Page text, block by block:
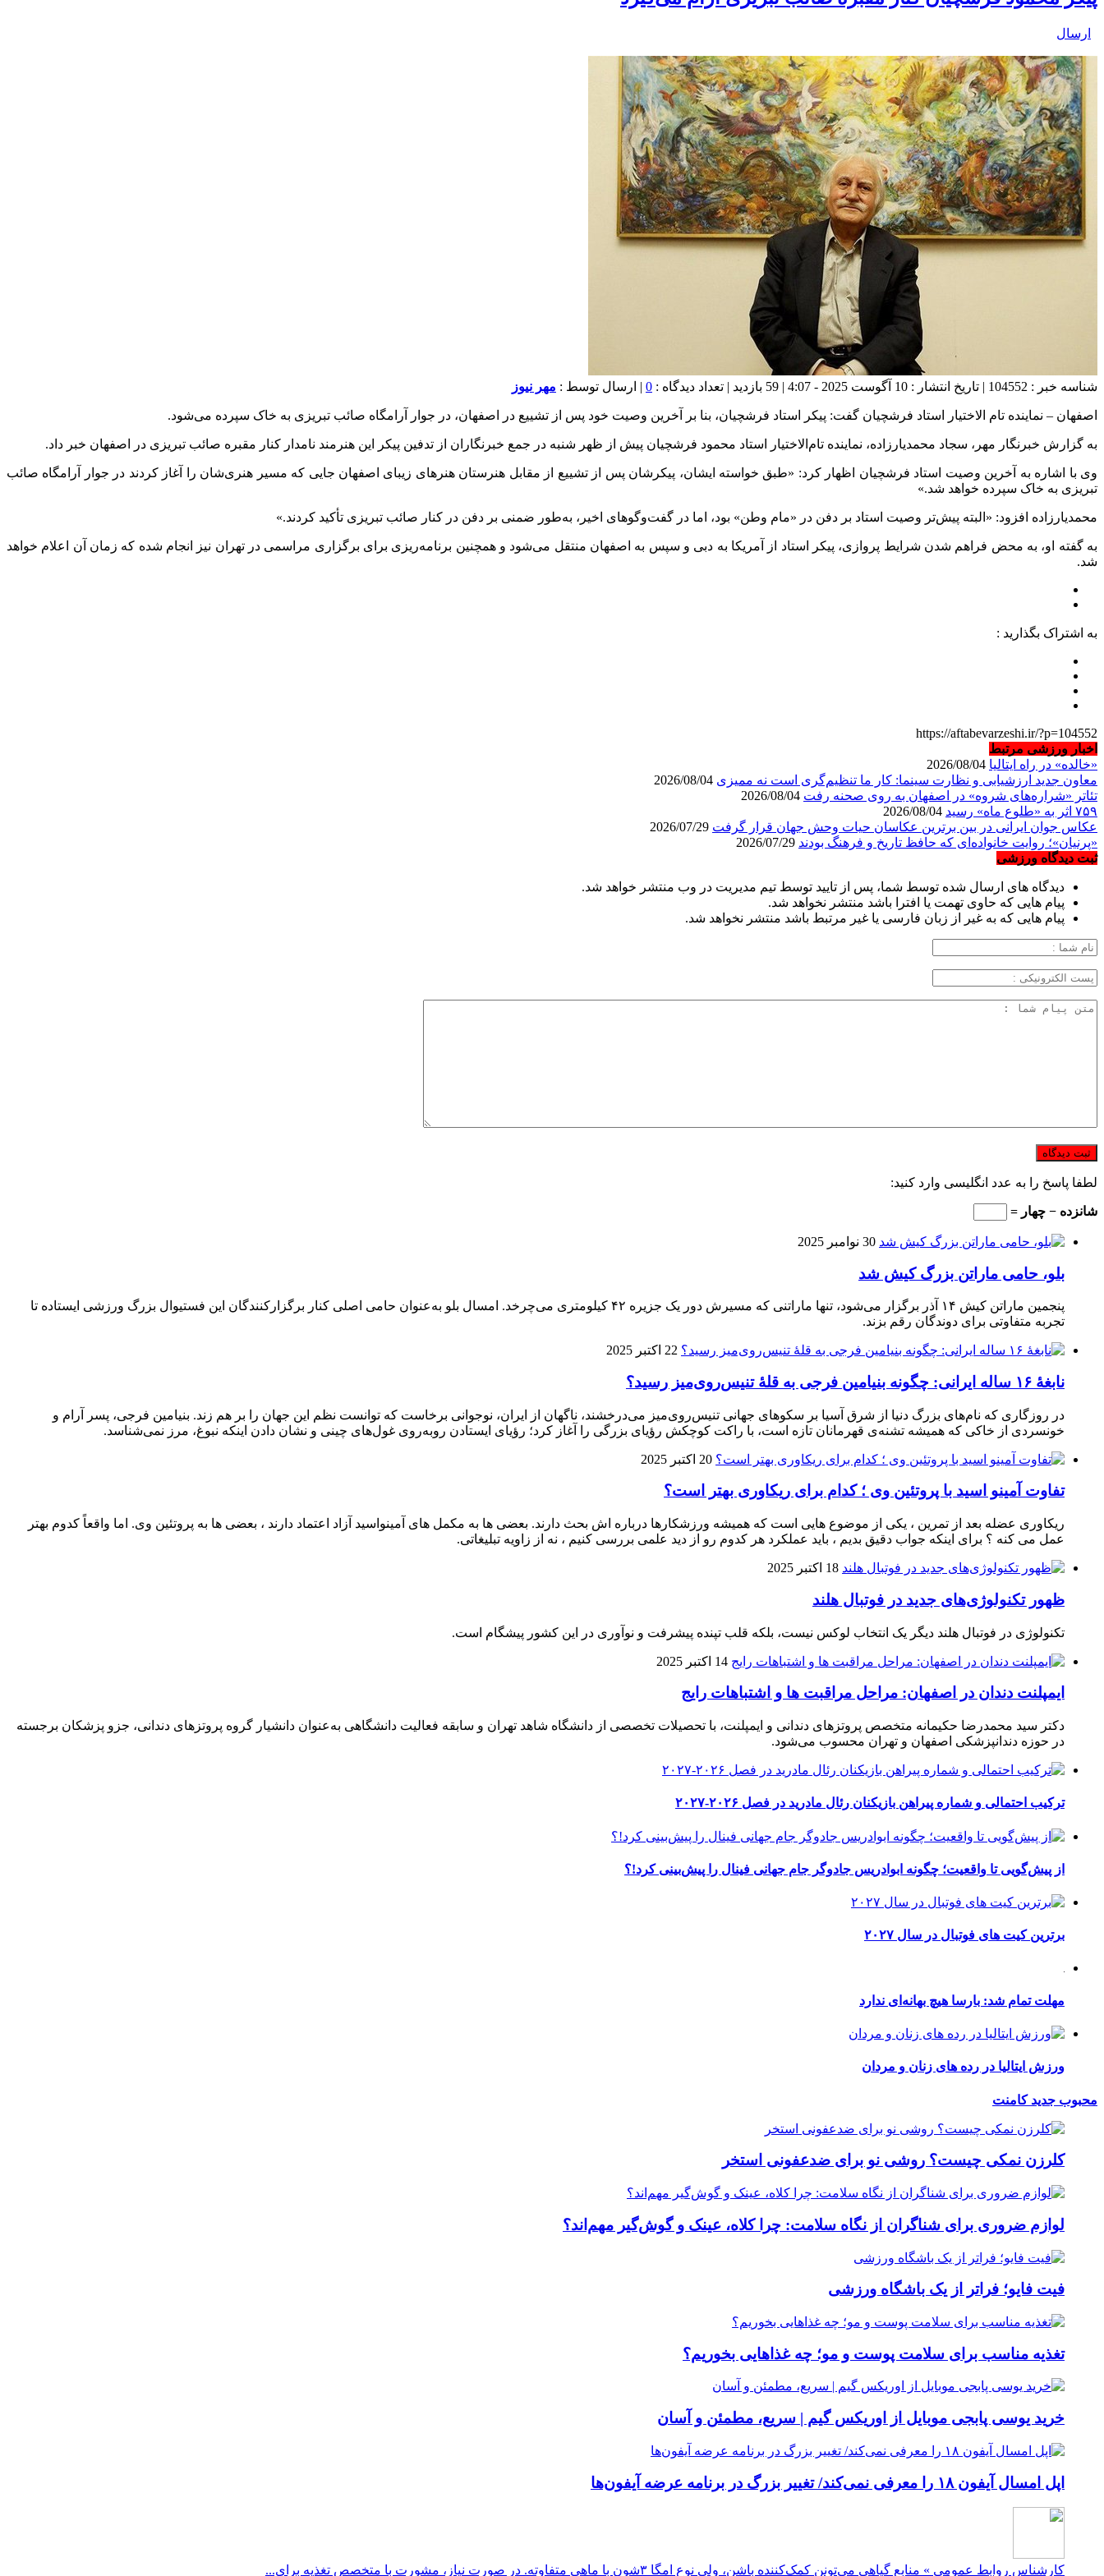
ارسال
شناسه خبر : 104552 | تاریخ انتشار : 10 آگوست 2025 - 4:07 | 59 بازدید | تعداد دیدگاه : 0 | ارسال توسط : مهر نیوز
اصفهان – نماینده تام الاختیار استاد فرشچیان گفت: پیکر استاد فرشچیان، بنا بر آخرین وصیت خود پس از تشییع در اصفهان، در جوار آرامگاه صائب تبریزی به خاک سپرده می‌شود.
به گزارش خبرنگار مهر، سجاد محمدیارزاده، نماینده تام‌الاختیار استاد محمود فرشچیان پیش از ظهر شنبه در جمع خبرنگاران از تدفین پیکر این هنرمند نامدار کنار مقبره صائب تبریزی در اصفهان خبر داد.
وی با اشاره به آخرین وصیت استاد فرشچیان اظهار کرد: «طبق خواسته ایشان، پیکرشان پس از تشییع از مقابل هنرستان هنرهای زیبای اصفهان جایی که مسیر هنری‌شان را آغاز کردند در جوار آرامگاه صائب
تبریزی به خاک سپرده خواهد شد.»
محمدیارزاده افزود: «البته پیش‌تر وصیت استاد بر دفن در «مام وطن» بود، اما در گفت‌وگوهای اخیر، به‌طور ضمنی بر دفن در کنار صائب تبریزی تأکید کردند.»
به گفته او، به محض فراهم شدن شرایط پروازی، پیکر استاد از آمریکا به دبی و سپس به اصفهان منتقل می‌شود و همچنین برنامه‌ریزی برای برگزاری مراسمی در تهران نیز انجام شده که زمان آن اعلام خواهد
شد.
به اشتراک بگذارید :
https://aftabevarzeshi.ir/?p=104552
اخبار ورزشی مرتبط
«خالده» در راه ایتالیا
معاون جدید ارزشیابی و نظارت سینما: کار ما تنظیم‌گری است نه ممیزی
تئاتر «شراره‌های شروه» در اصفهان به روی صحنه رفت
۷۵۹ اثر به «طلوع ماه» رسید
عکاس جوان ایرانی در بین برترین عکاسان حیات وحش جهان قرار گرفت
«پرنیان»؛ روایت خانواده‌ای که حافظ تاریخ و فرهنگ بودند
ثبت دیدگاه ورزشی
دیدگاه های ارسال شده توسط شما، پس از تایید توسط تیم مدیریت در وب منتشر خواهد شد.
پیام هایی که حاوی تهمت یا افترا باشد منتشر نخواهد شد.
پیام هایی که به غیر از زبان فارسی یا غیر مرتبط باشد منتشر نخواهد شد.
لطفا پاسخ را به عدد انگلیسی وارد کنید:
شانزده − چهار =
30 نوامبر 2025
بلو، حامی ماراتن بزرگ کیش شد
پنجمین ماراتن کیش ۱۴ آذر برگزار می‌شود، تنها ماراتنی که مسیرش دور یک جزیره ۴۲ کیلومتری می‌چرخد. امسال بلو به‌عنوان حامی اصلی کنار برگزارکنندگان این فستیوال بزرگ ورزشی ایستاده تا
تجربه متفاوتی برای دوندگان رقم بزند.
22 اکتبر 2025
نابغهٔ ۱۶ ساله ایرانی: چگونه بنیامین فرجی به قلهٔ تنیس‌روی‌میز رسید؟
در روزگاری که نام‌های بزرگ دنیا از شرق آسیا بر سکوهای جهانی تنیس‌روی‌میز می‌درخشند، ناگهان از ایران، نوجوانی برخاست که توانست نظم این جهان را بر هم زند. بنیامین فرجی، پسر آرام و
خونسردی از خاکی که همیشه تشنه‌ی قهرمانان تازه است، با راکت کوچکش رؤیای بزرگی را آغاز کرد؛ رؤیای ایستادن روبه‌روی غول‌های چینی و نشان دادن اینکه نبوغ، مرز نمی‌شناسد.
20 اکتبر 2025
تفاوت آمینو اسید با پروتئین وی ؛ کدام برای ریکاوری بهتر است؟
ریکاوری عضله بعد از تمرین ، یکی از موضوع‌ هایی‌ است که همیشه ورزشکارها درباره‌ اش بحث دارند. بعضی‌ ها به مکمل‌ های آمینواسید آزاد اعتماد دارند ، بعضی‌ ها به پروتئین وی. اما واقعاً کدوم بهتر
عمل می‌ کنه ؟ برای اینکه جواب دقیق بدیم ، باید عملکرد هر کدوم رو از دید علمی بررسی کنیم ، نه از زاویه تبلیغاتی.
18 اکتبر 2025
ظهور تکنولوژی‌های جدید در فوتبال هلند
تکنولوژی در فوتبال هلند دیگر یک انتخاب لوکس نیست، بلکه قلب تپنده پیشرفت و نوآوری در این کشور پیشگام است.
14 اکتبر 2025
ایمپلنت دندان در اصفهان: مراحل مراقبت ها و اشتباهات رایج
دکتر سید محمدرضا حکیمانه متخصص پروتزهای دندانی و ایمپلنت، با تحصیلات تخصصی از دانشگاه شاهد تهران و سابقه فعالیت دانشگاهی به‌عنوان دانشیار گروه پروتزهای دندانی، جزو پزشکان برجسته
در حوزه دندانپزشکی اصفهان و تهران محسوب می‌شود.
ترکیب احتمالی و شماره پیراهن بازیکنان رئال مادرید در فصل ۲۰۲۶-۲۰۲۷
از پیش‌گویی تا واقعیت؛ چگونه ابوادریس جادوگر جام جهانی فینال را پیش‌بینی کرد!؟
برترین کیت های فوتبال در سال ۲۰۲۷
مهلت تمام شد: بارسا هیچ بهانه‌‌ای ندارد
ورزش ایتالیا در رده های زنان و مردان
محبوب جدیدکامنت
کلرزن نمکی چیست؟ روشی نو برای ضدعفونی استخر
لوازم ضروری برای شناگران از نگاه سلامت: چرا کلاه، عینک و گوش‌گیر مهم‌اند؟
فیت ‌فایو؛ فراتر از یک باشگاه ورزشی
تغذیه مناسب برای سلامت پوست و مو؛ چه غذاهایی بخوریم؟
خرید یوسی پابجی موبایل از اوریکس گیم | سریع، مطمئن و آسان
اپل امسال آیفون ۱۸ را معرفی نمی‌کند/ تغییر بزرگ در برنامه عرضه آیفون‌ها
کارشناس روابط عمومی » منابع گیاهی می‌تونن کمک‌کننده باشن، ولی نوع امگا ۳شون با ماهی متفاوته. در صورت نیاز، مشورت با متخصص تغذیه برای...